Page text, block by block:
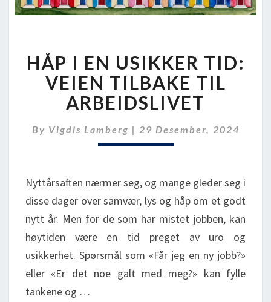
I
EN
USIKKER
TID:
VEIEN
HÅP I EN USIKKER TID:
VEIEN TILBAKE TIL
ARBEIDSLIVET
By Vigdis Lamberg | 29 Desember, 2024
Nyttårsaften nærmer seg, og mange gleder seg i
disse dager over samvær, lys og håp om et godt
nytt år. Men for de som har mistet jobben, kan
høytiden være en tid preget av uro og
usikkerhet. Spørsmål som «Får jeg en ny jobb?»
eller «Er det noe galt med meg?» kan fylle
tankene og …